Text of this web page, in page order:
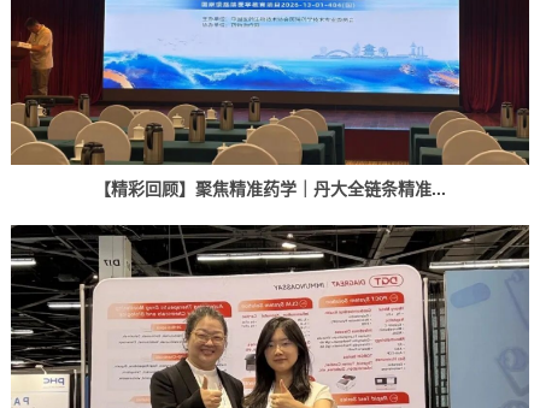
【精彩回顾】聚焦精准药学｜丹大全链条精准...